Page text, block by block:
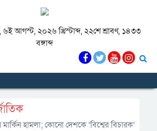
আগস্ট, ২০২৬ খ্রিস্টাব্দ, ২২শে শ্রাবণ, ১৪৩৩
বঙ্গাব্দ
হামলা; কোনো দেশকে ‘বিশ্বের বিচারক’